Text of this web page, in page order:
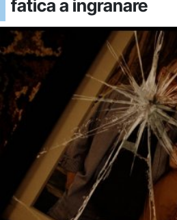
fatica a ingranare